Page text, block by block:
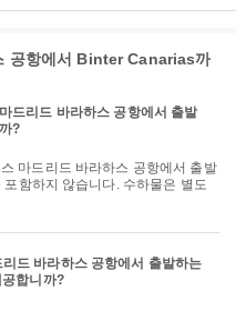
공항에서 Binter Canarias까
드리드 바라하스 공항에서 출발
?
함하지 않습니다. 수하물은 별도
드 바라하스 공항에서 출발하는
합니까?